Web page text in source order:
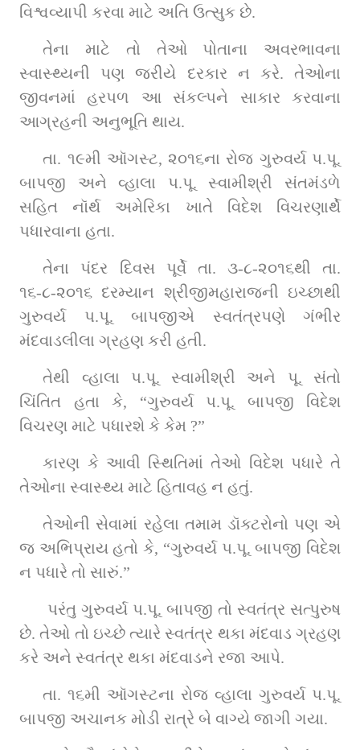
વિશ્વવ્યાપી કરવા માટે અતિ ઉત્સુક છે.
તેના માટે તો તેઓ પોતાના અવરભાવના
સ્વાસ્થ્યની પણ જરીયે દરકાર ન કરે. તેઓના
જીવનમાં હરપળ આ સંકલ્પને સાકાર કરવાના
આગ્રહની અનુભૂતિ થાય.
તા. ૧૯મી ઑગસ્ટ, ૨૦૧૬ના રોજ ગુરુવર્ય પ.પૂ.
બાપજી અને વ્હાલા પ.પૂ. સ્વામીશ્રી સંતમંડળે
સહિત નૉર્થ અમેરિકા ખાતે વિદેશ વિચરણાર્થે
પધારવાના હતા.
તેના પંદર દિવસ પૂર્વે તા. ૩-૮-૨૦૧૬થી તા.
૧૬-૮-૨૦૧૬ દરમ્યાન શ્રીજીમહારાજની ઇચ્છાથી
ગુરુવર્ય પ.પૂ. બાપજીએ સ્વતંત્રપણે ગંભીર
મંદવાડલીલા ગ્રહણ કરી હતી.
તેથી વ્હાલા પ.પૂ. સ્વામીશ્રી અને પૂ. સંતો
ચિંતિત હતા કે, “ગુરુવર્ય પ.પૂ. બાપજી વિદેશ
વિચરણ માટે પધારશે કે કેમ ?”
કારણ કે આવી સ્થિતિમાં તેઓ વિદેશ પધારે તે
તેઓના સ્વાસ્થ્ય માટે હિતાવહ ન હતું.
તેઓની સેવામાં રહેલા તમામ ડૉક્ટરોનો પણ એ
જ અભિપ્રાય હતો કે, “ગુરુવર્ય પ.પૂ. બાપજી વિદેશ
ન પધારે તો સારું.”
છે. તેઓ તો ઇચ્છે ત્યારે સ્વતંત્ર થકા મંદવાડ ગ્રહણ
કરે અને સ્વતંત્ર થકા મંદવાડને રજા આપે.
તા. ૧૬મી ઑગસ્ટના રોજ વ્હાલા ગુરુવર્ય પ.પૂ.
બાપજી અચાનક મોડી રાત્રે બે વાગ્યે જાગી ગયા.